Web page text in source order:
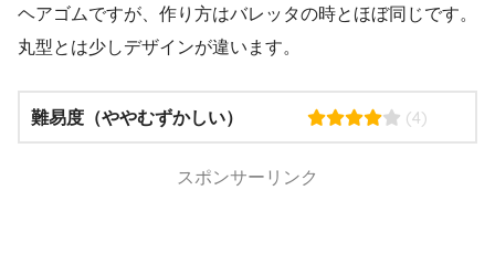
ヘアゴムですが、作り方はバレッタの時とほぼ同じです。
丸型とは少しデザインが違います。
難易度（ややむずかしい） (4)
スポンサーリンク